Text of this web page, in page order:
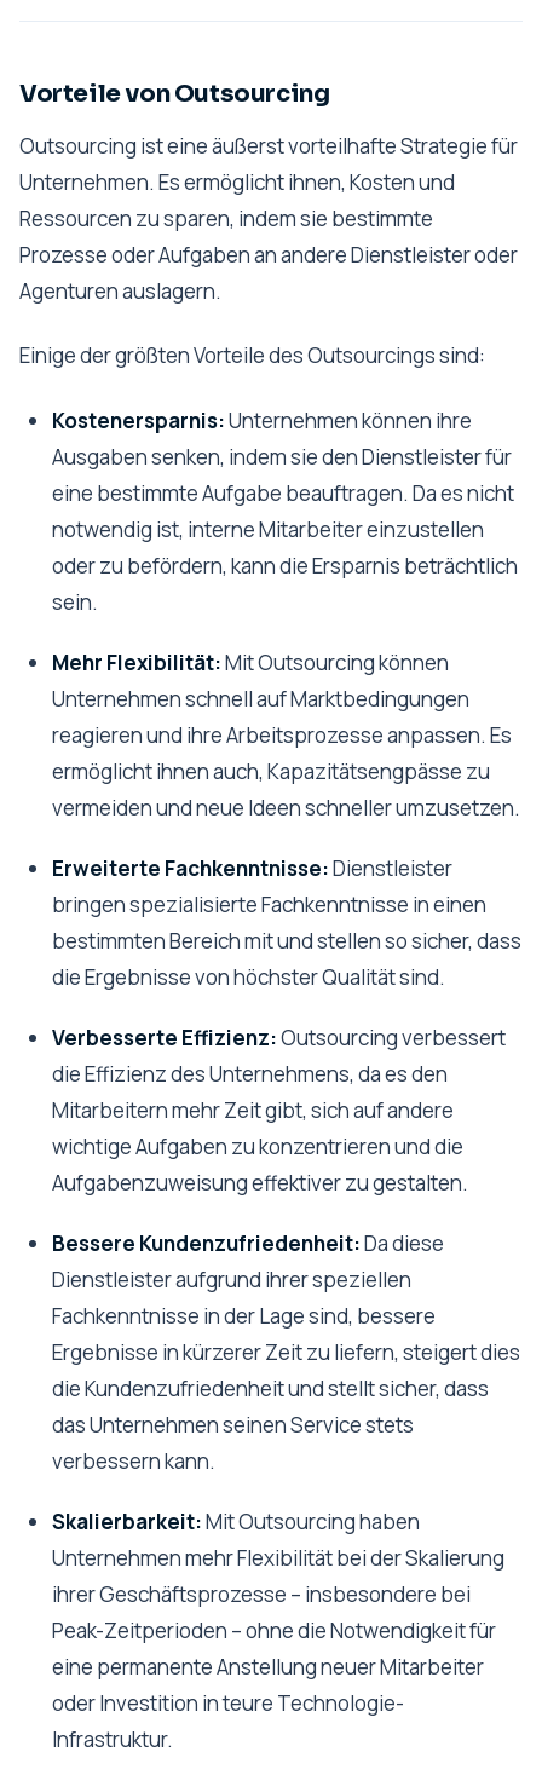
Vorteile von Outsourcing
Outsourcing ist eine äußerst vorteilhafte Strategie für
Unternehmen. Es ermöglicht ihnen, Kosten und
Ressourcen zu sparen, indem sie bestimmte
Prozesse oder Aufgaben an andere Dienstleister oder
Agenturen auslagern.
Einige der größten Vorteile des Outsourcings sind:
Kostenersparnis:Unternehmen können ihre
Ausgaben senken, indem sie den Dienstleister für
eine bestimmte Aufgabe beauftragen. Da es nicht
notwendig ist, interne Mitarbeiter einzustellen
oder zu befördern, kann die Ersparnis beträchtlich
sein.
Mehr Flexibilität:Mit Outsourcing können
Unternehmen schnell auf Marktbedingungen
reagieren und ihre Arbeitsprozesse anpassen. Es
ermöglicht ihnen auch, Kapazitätsengpässe zu
vermeiden und neue Ideen schneller umzusetzen.
Erweiterte Fachkenntnisse:Dienstleister
bringen spezialisierte Fachkenntnisse in einen
bestimmten Bereich mit und stellen so sicher, dass
die Ergebnisse von höchster Qualität sind.
Verbesserte Effizienz:Outsourcing verbessert
die Effizienz des Unternehmens, da es den
Mitarbeitern mehr Zeit gibt, sich auf andere
wichtige Aufgaben zu konzentrieren und die
Aufgabenzuweisung effektiver zu gestalten.
Bessere Kundenzufriedenheit:Da diese
Dienstleister aufgrund ihrer speziellen
Fachkenntnisse in der Lage sind, bessere
Ergebnisse in kürzerer Zeit zu liefern, steigert dies
die Kundenzufriedenheit und stellt sicher, dass
das Unternehmen seinen Service stets
verbessern kann.
Skalierbarkeit:Mit Outsourcing haben
Unternehmen mehr Flexibilität bei der Skalierung
ihrer Geschäftsprozesse – insbesondere bei
Peak-Zeitperioden – ohne die Notwendigkeit für
eine permanente Anstellung neuer Mitarbeiter
oder Investition in teure Technologie-
Infrastruktur.